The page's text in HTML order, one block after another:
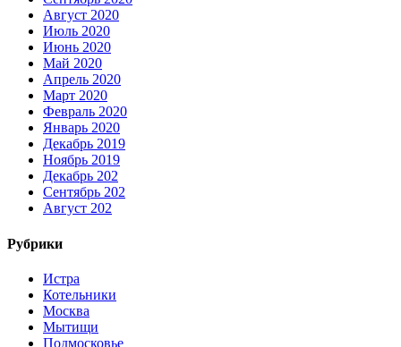
Август 2020
Июль 2020
Июнь 2020
Май 2020
Апрель 2020
Март 2020
Февраль 2020
Январь 2020
Декабрь 2019
Ноябрь 2019
Декабрь 202
Сентябрь 202
Август 202
Рубрики
Истра
Котельники
Москва
Мытищи
Подмосковье